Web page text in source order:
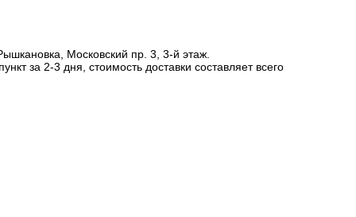
Московский пр. 3, 3-й этаж.
за 2-3 дня, стоимость доставки составляет всего